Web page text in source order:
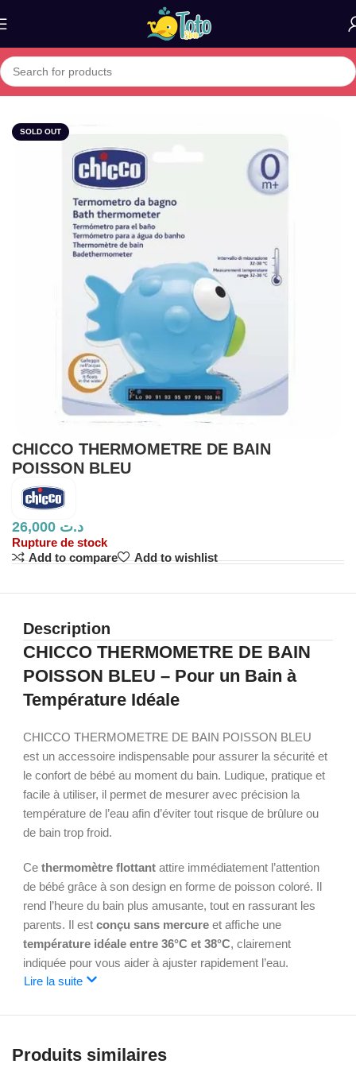
Home»Boutique»CHICCO THERMOMETRE DE BAIN
SOLD OUT
CHICCO THERMOMETRE DE BAIN
POISSON BLEU
د.ت
Rupture de stock
Add to compare
Add to wishlist
Description
CHICCO THERMOMETRE DE BAIN
POISSON BLEU – Pour un Bain à
Température Idéale
CHICCO THERMOMETRE DE BAIN POISSON BLEU
est un accessoire indispensable pour assurer la sécurité et
le confort de bébé au moment du bain. Ludique, pratique et
facile à utiliser, il permet de mesurer avec précision la
température de l’eau afin d’éviter tout risque de brûlure ou
de bain trop froid.
Cethermomètre flottant attire immédiatement l’attention
de bébé grâce à son design en forme de poisson coloré. Il
rend l’heure du bain plus amusante, tout en rassurant les
parents. Il estconçu sans mercure et affiche une
température idéale entre 36°C et 38°C, clairement
indiquée pour vous aider à ajuster rapidement l’eau.
thermomètre Chicco Poisson Bleuest conforme aux
surface du bain, permettant une lecture facile et rapide de la
Lire la suite
Produits similaires